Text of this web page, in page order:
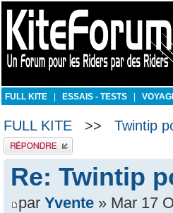
FULL KITE ESSAIS - TESTS
FULL KITE >> Twintip
Publier une réponse
Re: Twintip
par Yvente » Mar 17